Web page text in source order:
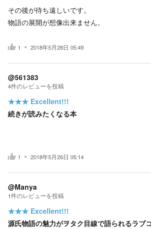
その後が待ち遠しいです。
物語の展開が想像出来ません。
1 2018年5月28日 05:49
@561383
4件のレビューを投稿
★★★ Excellent!!!
続きが読みたくなる本
1 2018年5月26日 05:14
@Manya
1件のレビューを投稿
★★★ Excellent!!!
源氏物語の魅力がヲタク目線で語られるラブ